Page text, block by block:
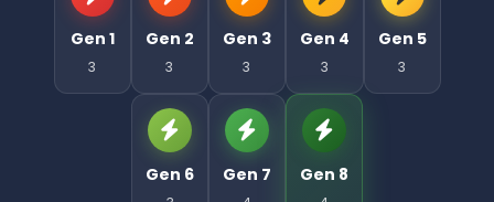
Gen 1
3
Gen 2
3
Gen 3
3
Gen 4
3
Gen 5
3
Gen 6 Gen 7 Gen 8